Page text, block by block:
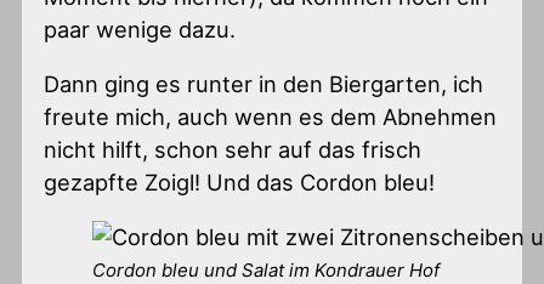
paar wenige dazu.
Dann ging es runter in den Biergarten, ich
freute mich, auch wenn es dem Abnehmen
nicht hilft, schon sehr auf das frisch
gezapfte Zoigl! Und das Cordon bleu!
Cordon bleu und Salat im Kondrauer Hof